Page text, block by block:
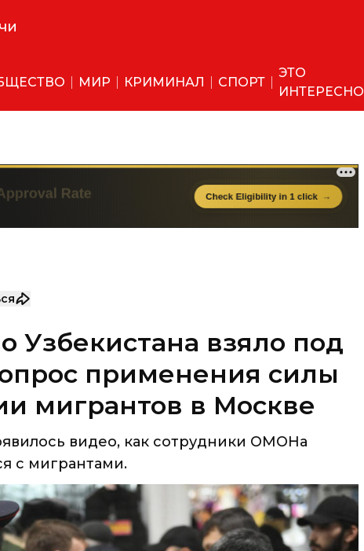
МИР КРИМИНАЛ СПОРТ
ЭТО
ИНТЕРЕСНО
Узбекистана взяло под
применения силы
мигрантов в Москве
видео, как сотрудники ОМОНа
с мигрантами.